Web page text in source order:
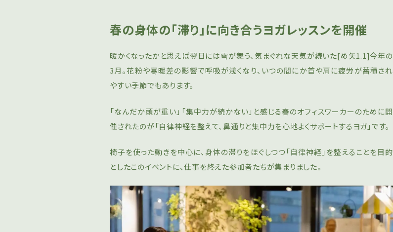
春の身体の「滞り」に向き合うヨガレッスンを開催
暖かくなったかと思えば翌日には雪が舞う、気まぐれな天気が続いた[め矢1.1]今年の
3月。花粉や寒暖差の影響で呼吸が浅くなり、いつの間にか首や肩に疲労が蓄積され
やすい季節でもあります。
「なんだか頭が重い」「集中力が続かない」と感じる春のオフィスワーカーのために開
催されたのが「自律神経を整えて、鼻通りと集中力を心地よくサポートするヨガ」です。
椅子を使った動きを中心に、身体の滞りをほぐしつつ「自律神経」を整えることを目的
としたこのイベントに、仕事を終えた参加者たちが集まりました。